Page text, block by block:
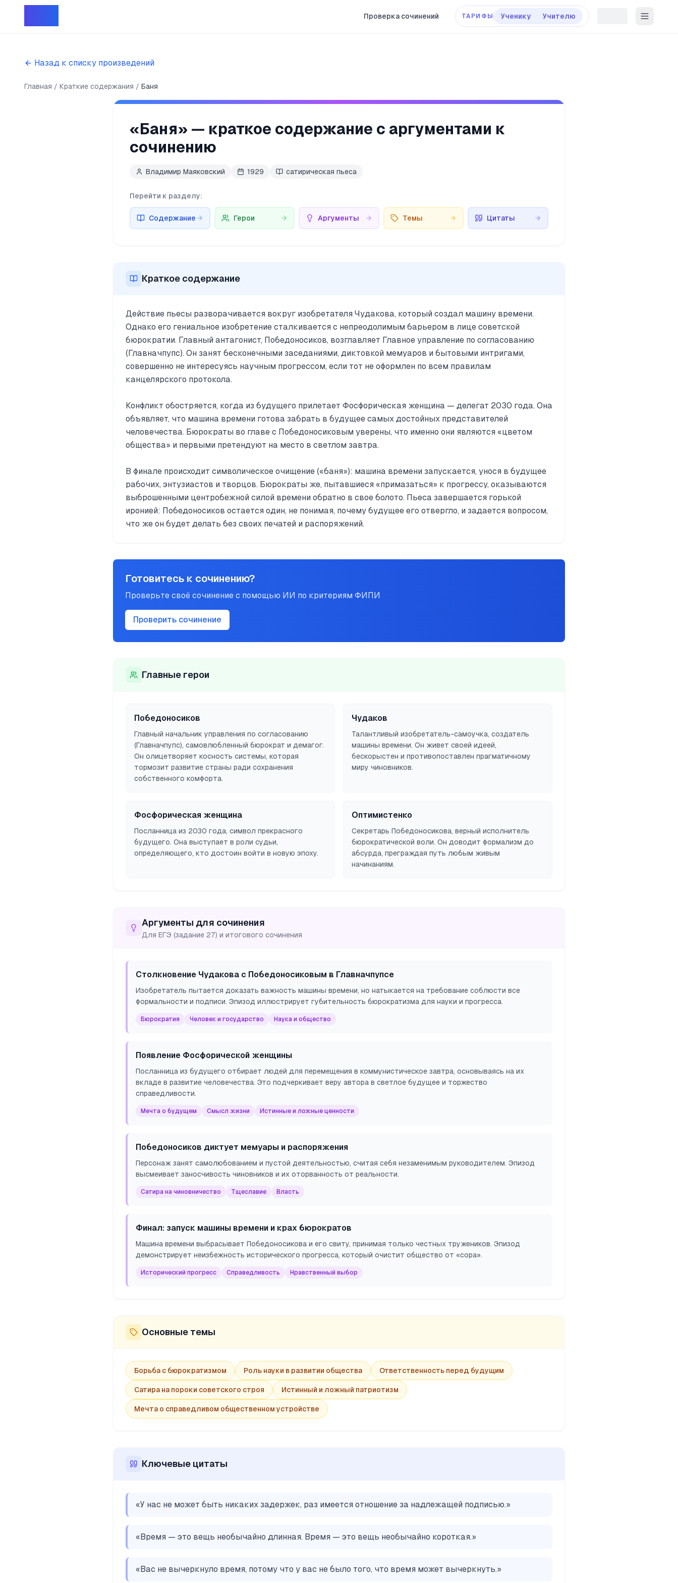
Проверка сочинений ТАРИФЫ Ученику Учителю
Назад к списку произведений
Главная Краткие содержания Баня
«Баня» — краткое содержание с аргументами к
сочинению
Владимир Маяковский 1929 сатирическая пьеса
Перейти к разделу:
Содержание Герои Аргументы Темы Цитаты
Краткое содержание
Действие пьесы разворачивается вокруг изобретателя Чудакова, который создал машину времени.
Однако его гениальное изобретение сталкивается с непреодолимым барьером в лице советской
бюрократии. Главный антагонист, Победоносиков, возглавляет Главное управление по согласованию
(Главначпупс). Он занят бесконечными заседаниями, диктовкой мемуаров и бытовыми интригами,
совершенно не интересуясь научным прогрессом, если тот не оформлен по всем правилам
канцелярского протокола.
Конфликт обостряется, когда из будущего прилетает Фосфорическая женщина — делегат 2030 года. Она
объявляет, что машина времени готова забрать в будущее самых достойных представителей
человечества. Бюрократы во главе с Победоносиковым уверены, что именно они являются «цветом
общества» и первыми претендуют на место в светлом завтра.
В финале происходит символическое очищение («баня»): машина времени запускается, унося в будущее
рабочих, энтузиастов и творцов. Бюрократы же, пытавшиеся «примазаться» к прогрессу, оказываются
выброшенными центробежной силой времени обратно в свое болото. Пьеса завершается горькой
иронией: Победоносиков остается один, не понимая, почему будущее его отвергло, и задается вопросом,
что же он будет делать без своих печатей и распоряжений.
Готовитесь к сочинению?
Проверьте своё сочинение с помощью ИИ по критериям ФИПИ
Проверить сочинение
Главные герои
Победоносиков
Главный начальник управления по согласованию
(Главначпупс), самовлюбленный бюрократ и демагог.
Он олицетворяет косность системы, которая
тормозит развитие страны ради сохранения
собственного комфорта.
Чудаков
Талантливый изобретатель-самоучка, создатель
машины времени. Он живет своей идеей,
бескорыстен и противопоставлен прагматичному
миру чиновников.
Фосфорическая женщина
Посланница из 2030 года, символ прекрасного
будущего. Она выступает в роли судьи,
определяющего, кто достоин войти в новую эпоху.
Оптимистенко
Секретарь Победоносикова, верный исполнитель
бюрократической воли. Он доводит формализм до
абсурда, преграждая путь любым живым
начинаниям.
Аргументы для сочинения
Для ЕГЭ (задание 27) и итогового сочинения
Столкновение Чудакова с Победоносиковым в Главначпупсе
Изобретатель пытается доказать важность машины времени, но натыкается на требование соблюсти все
формальности и подписи. Эпизод иллюстрирует губительность бюрократизма для науки и прогресса.
Бюрократия Человек и государство Наука и общество
Появление Фосфорической женщины
Посланница из будущего отбирает людей для перемещения в коммунистическое завтра, основываясь на их
вкладе в развитие человечества. Это подчеркивает веру автора в светлое будущее и торжество
справедливости.
Мечта о будущем Смысл жизни Истинные и ложные ценности
Победоносиков диктует мемуары и распоряжения
Персонаж занят самолюбованием и пустой деятельностью, считая себя незаменимым руководителем. Эпизод
высмеивает заносчивость чиновников и их оторванность от реальности.
Сатира на чиновничество Тщеславие Власть
Финал: запуск машины времени и крах бюрократов
Машина времени выбрасывает Победоносикова и его свиту, принимая только честных тружеников. Эпизод
демонстрирует неизбежность исторического прогресса, который очистит общество от «сора».
Исторический прогресс Справедливость Нравственный выбор
Основные темы
Борьба с бюрократизмом Роль науки в развитии общества Ответственность перед будущим
Сатира на пороки советского строя Истинный и ложный патриотизм
Мечта о справедливом общественном устройстве
Ключевые цитаты
«У нас не может быть никаких задержек, раз имеется отношение за надлежащей подписью.»
«Время — это вещь необычайно длинная. Время — это вещь необычайно короткая.»
«Вас не вычеркнуло время, потому что у вас не было того, что время может вычеркнуть.»